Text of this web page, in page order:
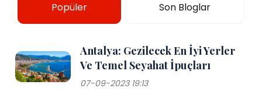
Popüler Son Bloglar
Antalya: Gezilecek En İyi Yerler
Ve Temel Seyahat İpuçları
07-09-2023 19:13